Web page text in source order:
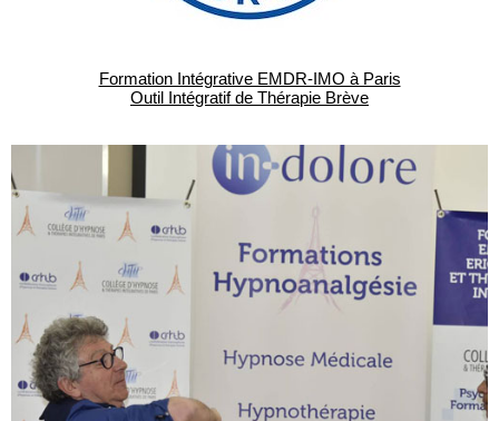
Formation Intégrative EMDR-IMO à Paris
Outil Intégratif de Thérapie Brève